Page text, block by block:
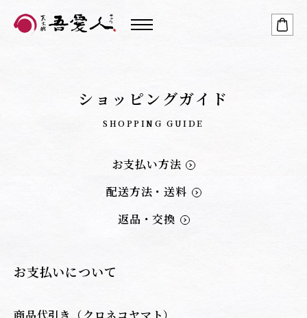
ショッピングガイド
SHOPPING GUIDE
お支払い方法
配送方法・送料
返品・交換
お支払いについて